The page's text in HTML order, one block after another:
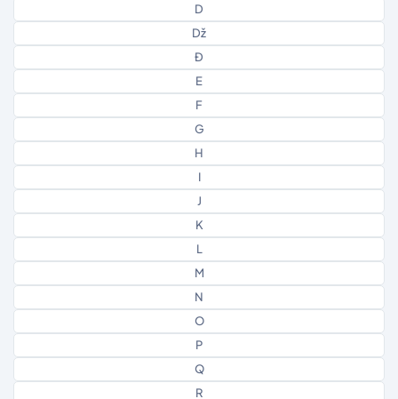
D
Dž
Đ
E
F
G
H
I
J
K
L
M
N
O
P
Q
R